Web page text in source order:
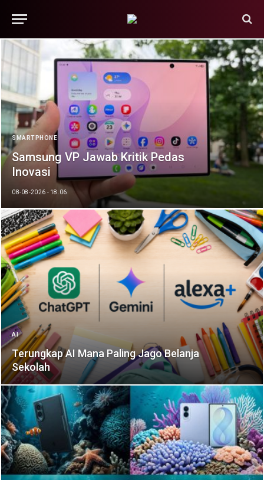
SMARTPHONE
Samsung VP Jawab Kritik Pedas
Inovasi
08-08-2026 - 18.06
AI
Terungkap AI Mana Paling Jago Belanja
Sekolah